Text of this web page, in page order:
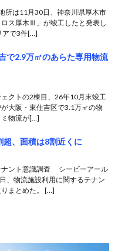
所は11月30日、神奈川県厚木市
ス厚木Ⅲ」が竣工したと発表し
アで3件[…]
で2.9万㎡のあらた専用物流
クトの2棟目、26年10月末竣工
大阪・東住吉区で3.1万㎡の物
ミ物流が[…]
、面積は8割近くに
ナント意識調査 シービーアール
、物流施設利用に関するテナン
りまとめた。 […]